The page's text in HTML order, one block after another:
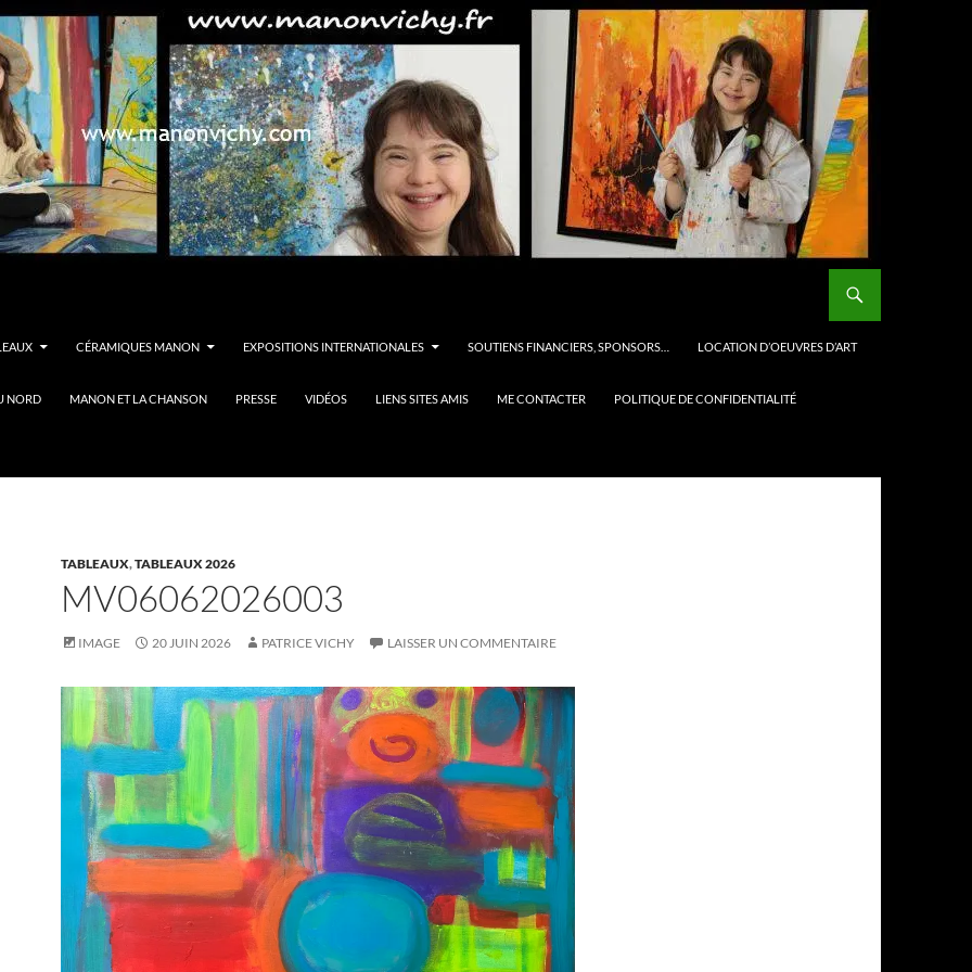
CÉRAMIQUES MANON EXPOSITIONS INTERNATIONALES SOUTIENS FINANCIERS, SPONSORS… LOCATION D’OEUVRES D’ART
NORD MANON ET LA CHANSON PRESSE VIDÉOS LIENS SITES AMIS ME CONTACTER POLITIQUE DE CONFIDENTIALITÉ
TABLEAUX,TABLEAUX 2026
MV06062026003
IMAGE 20 JUIN 2026 PATRICE VICHY LAISSER UN COMMENTAIRE